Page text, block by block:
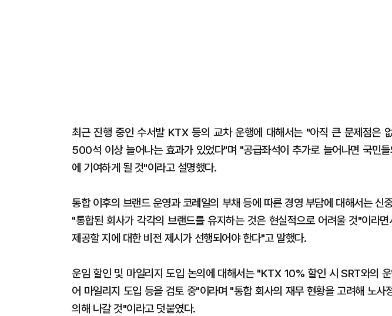
최근 진행 중인 수서발 KTX 등의 교차 운행에 대해서는 "아직 큰 문제점은
500석 이상 늘어나는 효과가 있었다"며 "공급좌석이 추가로 늘어나면 국민
에 기여하게 될 것"이라고 설명했다.
통합 이후의 브랜드 운영과 코레일의 부채 등에 따른 경영 부담에 대해서는 신
"통합된 회사가 각각의 브랜드를 유지하는 것은 현실적으로 어려울 것"이라
제공할 지에 대한 비전 제시가 선행되어야 한다"고 말했다.
운임 할인 및 마일리지 도입 논의에 대해서는 "KTX 10% 할인 시 SRT와의
어 마일리지 도입 등을 검토 중"이라며 "통합 회사의 재무 현황을 고려해 노사
의해 나갈 것"이라고 덧붙였다.